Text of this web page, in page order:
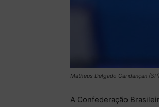
Matheus Delgado Candançan
A Confederação